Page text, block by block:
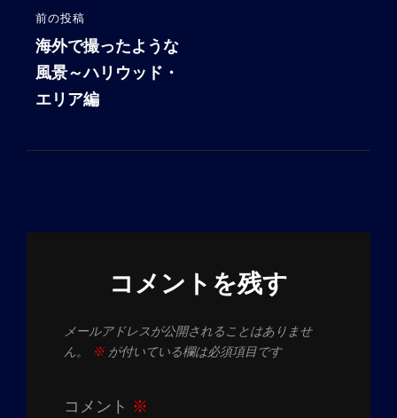
ー
シ
ョ
ン
前
の
投
稿
前の投稿
海外で撮ったような
風景～ハリウッド・
エリア編
コメントを残す
メールアドレスが公開されることはありませ
ん。
※が付いている欄は必須項目です
コメント ※